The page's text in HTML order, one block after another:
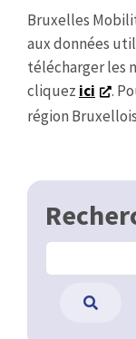
Bruxelles
aux données
télécharger les
cliquez ici
.
région